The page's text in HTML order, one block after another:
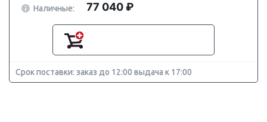
Наличные:
77 040 ₽
Срок поставки: заказ до 12:00 выдача к 17:00